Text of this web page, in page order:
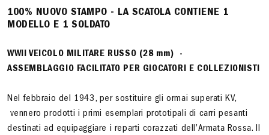
100% NUOVO STAMPO - LA SCATOLA CONTIENE 1
MODELLO E 1 SOLDATO
WWll VEICOLO MILITARE RUSSO (28 mm) -
ASSEMBLAGGIO FACILITATO PER GIOCATORI E COLLEZIONISTI
Nel febbraio del 1943, per sostituire gli ormai superati KV,
vennero prodotti i primi esemplari prototipali di carri pesanti
destinati ad equipaggiare i reparti corazzati dell’Armata Rossa. Il